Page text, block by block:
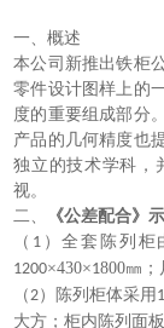
一、概述
本公司新推出铁柜
零件设计图样上的
度的重要组成部分
产品的几何精度也
独立的技术学科，
视。
二、
《公差配合》
（ 1）全套陈列柜
1200×430×1800㎜；
（2）陈列柜体采用
大方；柜内陈列面